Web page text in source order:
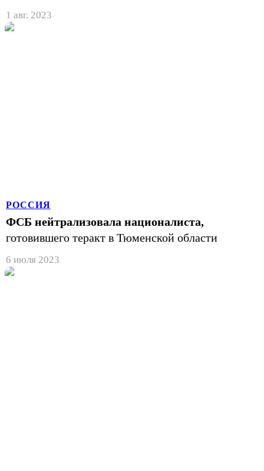
1 авг. 2023
РОССИЯ
ФСБ нейтрализовала националиста,
готовившего теракт в Тюменской области
6 июля 2023